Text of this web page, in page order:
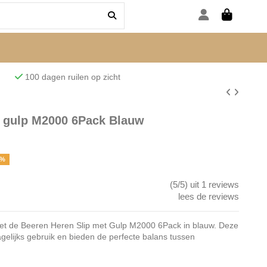
100 dagen ruilen op zicht
M2000 6Pack Blauw
(5/5) uit 1 reviews
lees de reviews
de Beeren Heren Slip met Gulp M2000 6Pack in blauw. Deze
gebruik en bieden de perfecte balans tussen